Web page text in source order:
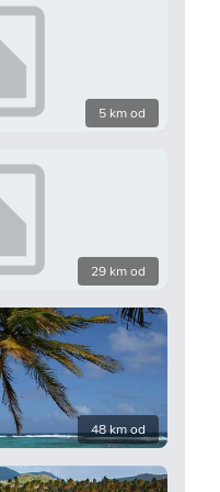
5 km od
29 km od
48 km od